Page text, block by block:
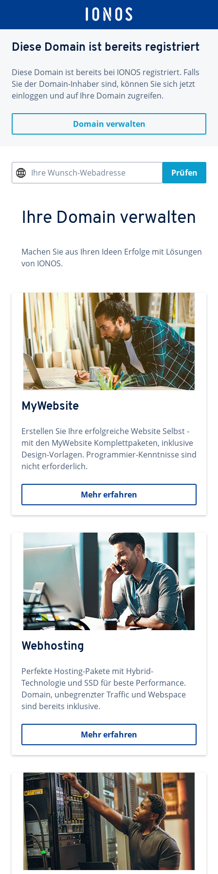
Diese Domain ist bereits registriert
Diese Domain ist bereits bei IONOS registriert. Falls
Sie der Domain-Inhaber sind, können Sie sich jetzt
einloggen und auf Ihre Domain zugreifen.
Domain verwalten
Ihre Wunsch-Webadresse Prüfen
Ihre Domain verwalten
Machen Sie aus Ihren Ideen Erfolge mit Lösungen
von IONOS.
MyWebsite
Erstellen Sie Ihre erfolgreiche Website Selbst -
mit den MyWebsite Komplettpaketen, inklusive
Design-Vorlagen. Programmier-Kenntnisse sind
nicht erforderlich.
Mehr erfahren
Webhosting
Perfekte Hosting-Pakete mit Hybrid-
Technologie und SSD für beste Performance.
Domain, unbegrenzter Traffic und Webspace
sind bereits inklusive.
Mehr erfahren